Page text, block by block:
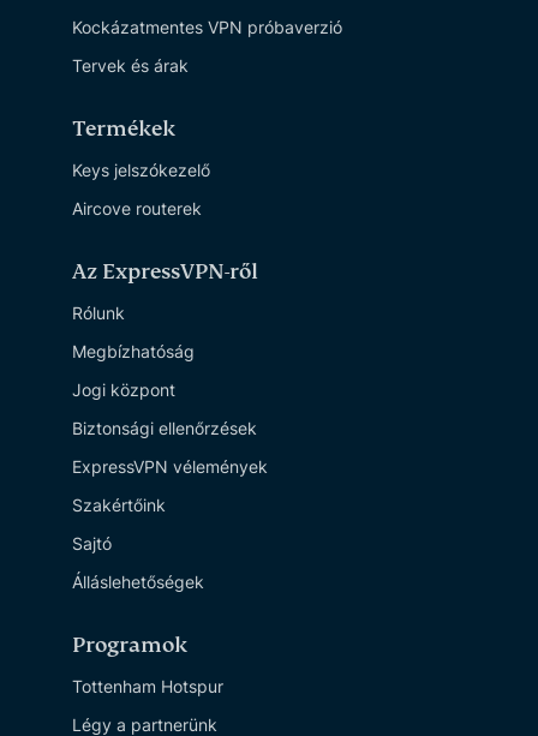
Kockázatmentes VPN próbaverzió
Tervek és árak
Termékek
Keys jelszókezelő
Aircove routerek
Az ExpressVPN-ről
Rólunk
Megbízhatóság
Jogi központ
Biztonsági ellenőrzések
ExpressVPN vélemények
Szakértőink
Sajtó
Álláslehetőségek
Programok
Tottenham Hotspur
Légy a partnerünk